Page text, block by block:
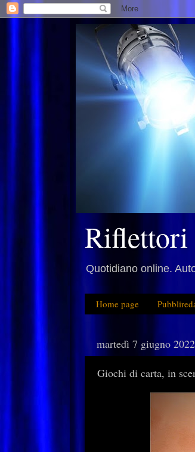
Riflettori
Quotidiano online.
Home page
martedì 7 giugno 2022
Giochi di carta, in